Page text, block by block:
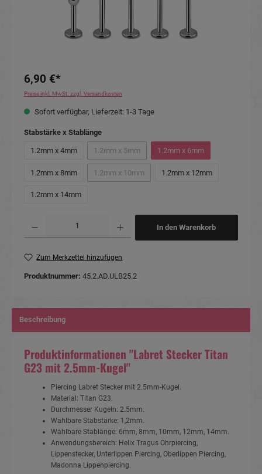
6,90 €*
Preise inkl. MwSt. zzgl. Versandkosten
Sofort verfügbar, Lieferzeit: 1-3 Tage
Stabstärke x Stablängeauswählen
1.2mm x 4mm 1.2mm x 5mm(Diese Option ist zurzeit nicht verfügbar.)
1.2mm x 6mm
1.2mm x 8mm 1.2mm x 10mm(Diese Option ist zurzeit nicht verfügbar.)
1.2mm x 12mm
1.2mm x 14mm
In den Warenkorb
Zum Merkzettel hinzufügen
Produktnummer: 45.2.AD.ULB25.2
Beschreibung
Produktinformationen "Labret Stecker Titan
G23 mit 2.5mm-Kugel"
Piercing Labret Stecker mit 2.5mm-Kugel.
Material: Titan G23.
Durchmesser Kugeln: 2.5mm.
Wählbare Stabstärke: 1,2mm.
Wählbare Stablänge: 6mm, 8mm, 10mm, 12mm, 14mm.
Anwendungsbereich: Helix Tragus Ohrpiercing,
Lippenstecker, Unterlippen Piercing, Oberlippen Piercing,
Madonna Lippenpiercing.